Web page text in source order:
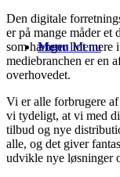
Menu Menu
Den digitale
er på mange måder et
som hænger lidt mere
mediebranchen er en
overhovedet.
Vi er alle forbrugere
vi tydeligt, at vi med
tilbud og nye
alle, og det giver
udvikle nye løsninger